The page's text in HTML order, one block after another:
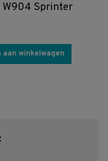
W904 Sprinter
aan winkelwagen